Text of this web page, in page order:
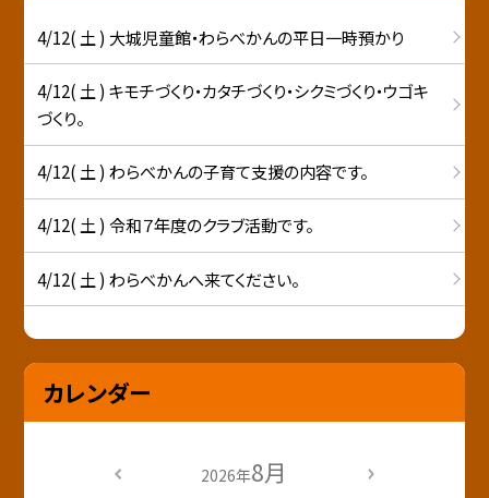
4/12( 土 ) 大城児童館・わらべかんの平日一時預かり
4/12( 土 ) キモチづくり・カタチづくり・シクミづくり・ウゴキ
づくり。
4/12( 土 ) わらべかんの子育て支援の内容です。
4/12( 土 ) 令和７年度のクラブ活動です。
4/12( 土 ) わらべかんへ来てください。
カレンダー
2026年8月